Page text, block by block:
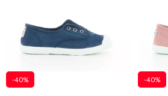
-40% -40%